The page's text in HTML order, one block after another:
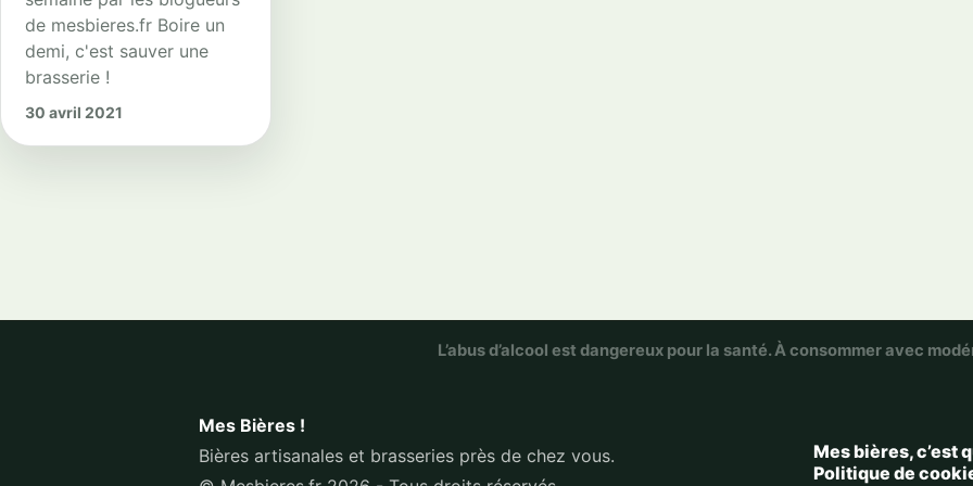
de mesbieres.fr Boire un
demi, c'est sauver une
brasserie !
30 avril 2021
L’abus d’alcool est dangereux pour la santé. À consommer avec
Mes Bières !
Bières artisanales et brasseries près de chez vous.
Mes bières, c’est
Politique de